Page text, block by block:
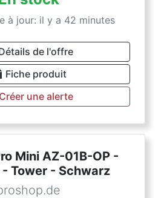
à jour: il y a 42 minutes
de l'offre
Fiche produit
Créer une alerte
Mini AZ-01B-OP -
- Tower - Schwarz